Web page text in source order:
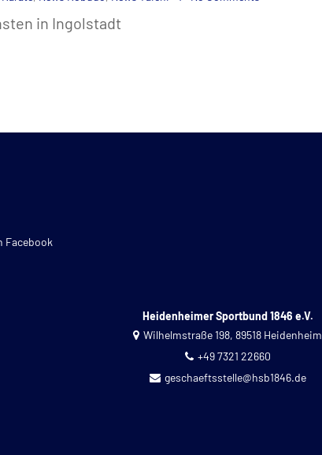
in Ingolstadt
Facebook
Heidenheimer Sportbund 1846 e.V.
Wilhelmstraße 198, 89518 Heidenheim
+49 7321 22660
geschaeftsstelle@hsb1846.de